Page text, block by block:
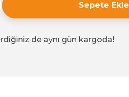
Sepete Ekle
de aynı gün kargoda!